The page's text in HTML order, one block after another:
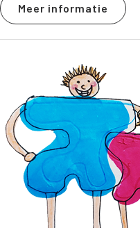
Meer informatie